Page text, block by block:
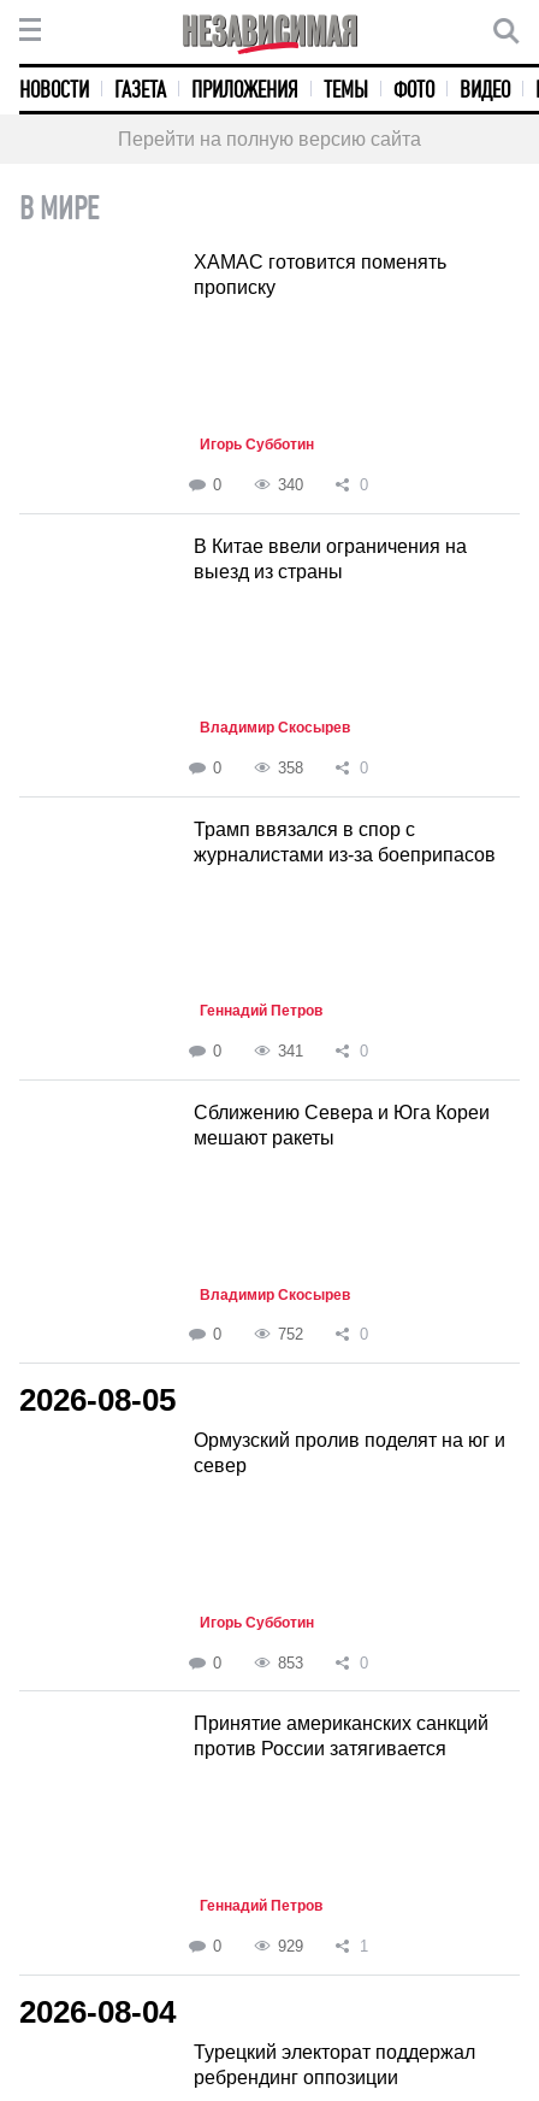
НОВОСТИ ГАЗЕТА ПРИЛОЖЕНИЯ ТЕМЫ ФОТО ВИДЕО
Перейти на полную версию сайта
В МИРЕ
ХАМАС готовится поменять
прописку
Игорь Субботин
0 340 0
В Китае ввели ограничения на
выезд из страны
Владимир Скосырев
0 358 0
Трамп ввязался в спор с
журналистами из-за боеприпасов
Геннадий Петров
0 341 0
Сближению Севера и Юга Кореи
мешают ракеты
Владимир Скосырев
0 752 0
2026-08-05
Ормузский пролив поделят на юг и
север
Игорь Субботин
0 853 0
Принятие американских санкций
против России затягивается
Геннадий Петров
0 929 1
2026-08-04
Турецкий электорат поддержал
ребрендинг оппозиции